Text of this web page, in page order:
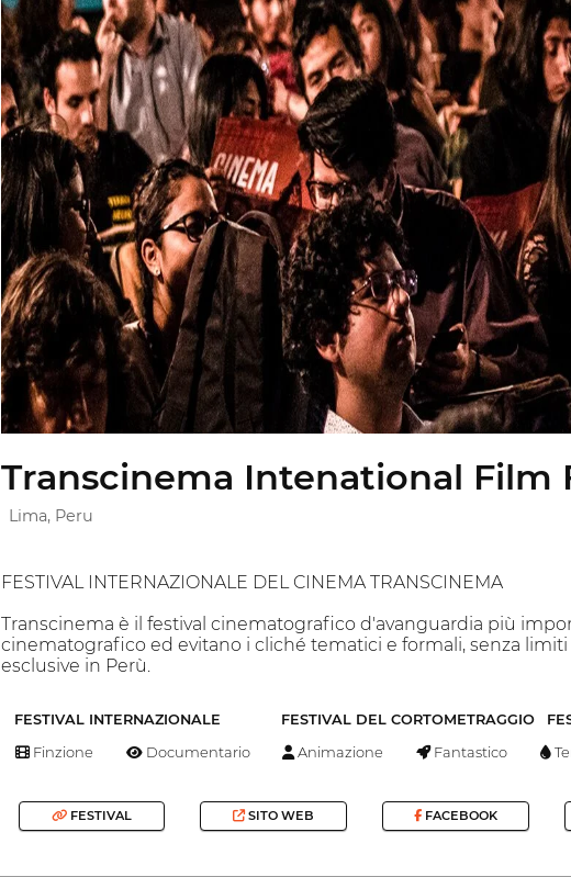
Transcinema Intenational Film
Lima, Peru
FESTIVAL INTERNAZIONALE DEL CINEMA TRANSCINEMA
Transcinema è il festival cinematografico d'avanguardia più
cinematografico ed evitano i cliché tematici e formali, senza
esclusive in Perù.
FESTIVAL INTERNAZIONALE FESTIVAL DEL CORTOMETRAGGIO
Finzione Documentario Animazione Fantastico
FESTIVAL SITO WEB FACEBOOK